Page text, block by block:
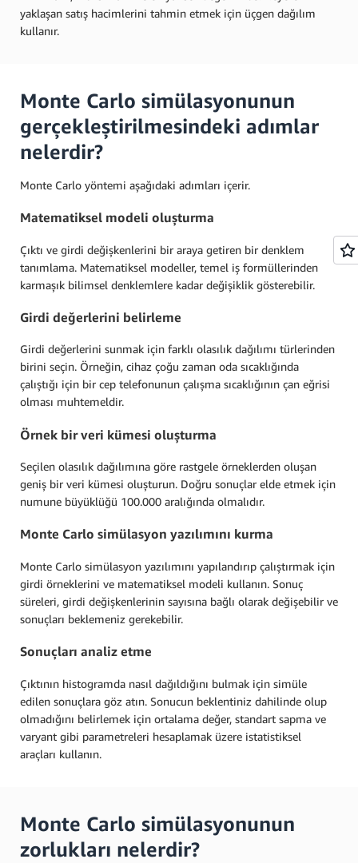
yaklaşan satış hacimlerini tahmin etmek için üçgen dağılım
kullanır.
Monte Carlo simülasyonunun
gerçekleştirilmesindeki adımlar
nelerdir?
Monte Carlo yöntemi aşağıdaki adımları içerir.
Matematiksel modeli oluşturma
Çıktı ve girdi değişkenlerini bir araya getiren bir denklem
tanımlama. Matematiksel modeller, temel iş formüllerinden
karmaşık bilimsel denklemlere kadar değişiklik gösterebilir.
Girdi değerlerini belirleme
Girdi değerlerini sunmak için farklı olasılık dağılımı türlerinden
birini seçin. Örneğin, cihaz çoğu zaman oda sıcaklığında
çalıştığı için bir cep telefonunun çalışma sıcaklığının çan eğrisi
olması muhtemeldir.
Örnek bir veri kümesi oluşturma
Seçilen olasılık dağılımına göre rastgele örneklerden oluşan
geniş bir veri kümesi oluşturun. Doğru sonuçlar elde etmek için
numune büyüklüğü 100.000 aralığında olmalıdır.
Monte Carlo simülasyon yazılımını kurma
Monte Carlo simülasyon yazılımını yapılandırıp çalıştırmak için
girdi örneklerini ve matematiksel modeli kullanın. Sonuç
süreleri, girdi değişkenlerinin sayısına bağlı olarak değişebilir ve
sonuçları beklemeniz gerekebilir.
Sonuçları analiz etme
Çıktının histogramda nasıl dağıldığını bulmak için simüle
edilen sonuçlara göz atın. Sonucun beklentiniz dahilinde olup
olmadığını belirlemek için ortalama değer, standart sapma ve
varyant gibi parametreleri hesaplamak üzere istatistiksel
araçları kullanın.
Monte Carlo simülasyonunun
zorlukları nelerdir?